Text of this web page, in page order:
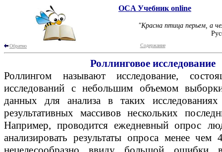
OCA Учебник online
"Красна птица перьем, а
Обратно Содержание
Роллинговое исследование
Роллингом называют исследование,
исследований с небольшим объемом
данных для анализа в таких
результативных массивов нескольких
Например, проводится ежедневный опрос
анализировать результаты опроса менее чем